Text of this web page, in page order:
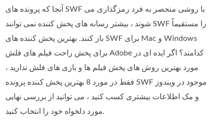
آنجا که پرونده های SWF با روشی منحصر به فرد رمزگذاری می
شوند ، بیشتر رسانه های پخش کننده نمی توانند SWF را مستقیماً
باز کنند. بهترین پخش کننده های SWF برای Mac و Windows
برای پخش راحت فیلم های فلش Adobe کدامند؟ اگر ایده ای در
مورد بهترین روش های پخش فیلم ها و بازی های فلش ندارید ،
فقط در مورد 8 بهترین پخش کننده پرونده SWF موجود در ویندوز
و مک اطلاعات بیشتری کسب کنید ، می توانید از بررسی نهایی
مورد دلخواه خود را انتخاب کنید.